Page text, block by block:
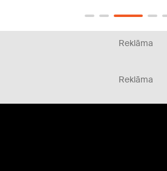
Reklāma
Reklāma